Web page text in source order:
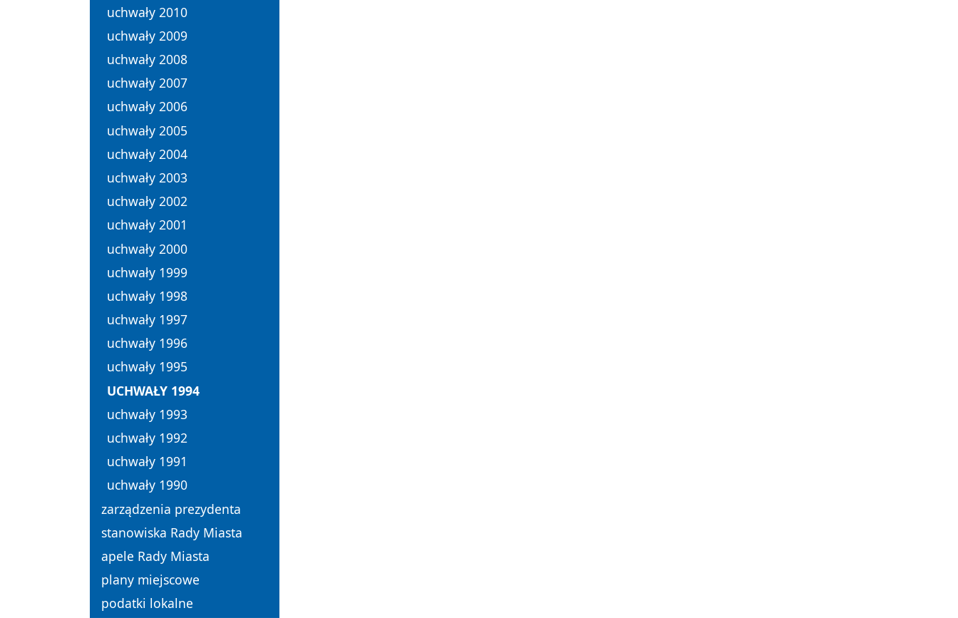
uchwały 2010
uchwały 2009
uchwały 2008
uchwały 2007
uchwały 2006
uchwały 2005
uchwały 2004
uchwały 2003
uchwały 2002
uchwały 2001
uchwały 2000
uchwały 1999
uchwały 1998
uchwały 1997
uchwały 1996
uchwały 1995
UCHWAŁY 1994
uchwały 1993
uchwały 1992
uchwały 1991
uchwały 1990
zarządzenia prezydenta
stanowiska Rady Miasta
apele Rady Miasta
plany miejscowe
podatki lokalne